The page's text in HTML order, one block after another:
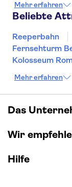
Stuttgart
Mehr erfahren
Beliebte
Reeperbahn
Fernsehturm
Kolosseum
Sagrada Familia
Moulin Rouge
London Eye
Mehr erfahren
Das
Wir
Hilfe